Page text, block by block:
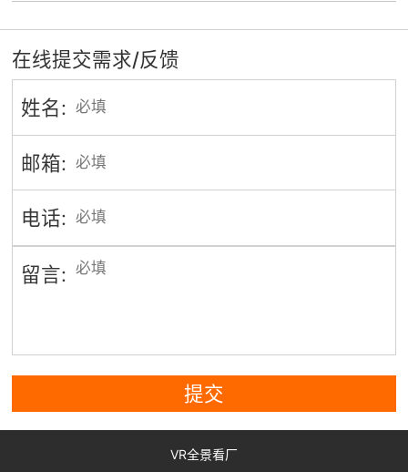
在线提交需求/反馈
姓名:
邮箱:
电话:
留言:
提交
VR全景看厂